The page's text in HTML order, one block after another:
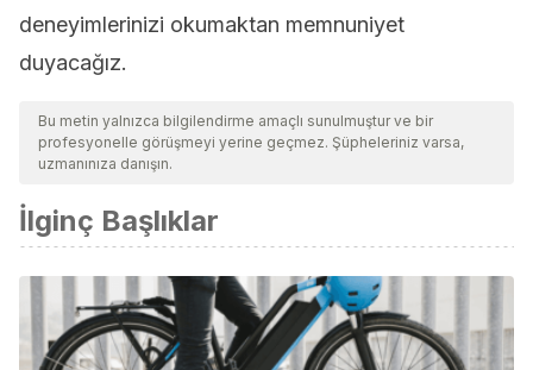
deneyimlerinizi okumaktan memnuniyet
duyacağız.
Bu metin yalnızca bilgilendirme amaçlı sunulmuştur ve bir
profesyonelle görüşmeyi yerine geçmez. Şüpheleriniz varsa,
uzmanınıza danışın.
İlginç Başlıklar